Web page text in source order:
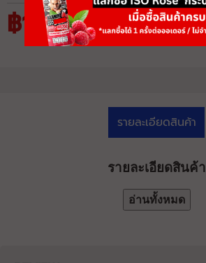
฿16,575 ฿25,500
รายละเอียดสินค้า
รายละเอียดสินค้า
อ่านทั้งหมด